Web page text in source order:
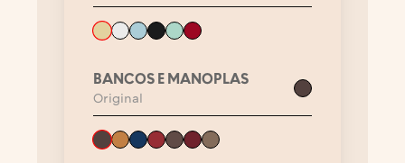
BANCOS E MANOPLAS
Original